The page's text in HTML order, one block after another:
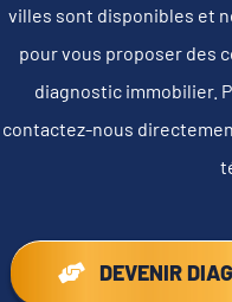
villes sont disponibles et
pour vous proposer des
diagnostic immobilier.
contactez-nous
DEVENIR